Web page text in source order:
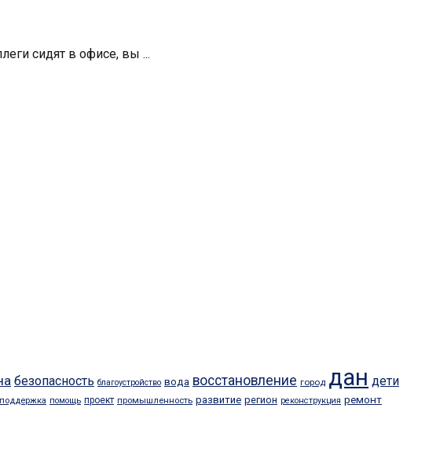
сидят в офисе, вы ...
безопасность благоустройство вода восстановление город дан дети
поддержка помощь проект промышленность развитие регион реконструкция ремонт